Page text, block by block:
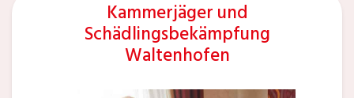
Kammerjäger und
Schädlingsbekämpfung
Waltenhofen